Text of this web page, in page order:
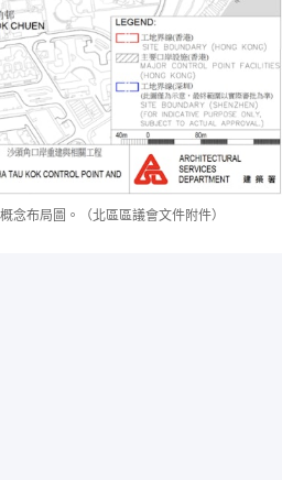
念布局圖。（北區區議會文件附件）